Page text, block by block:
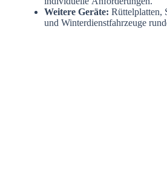
Weitere Geräte: Rüttelplatten,
und Winterdienstfahrzeuge